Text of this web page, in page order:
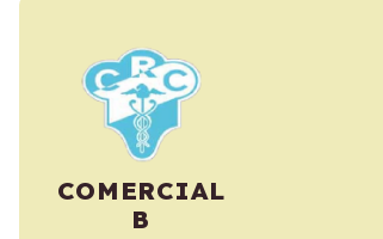
COMERCIAL
B